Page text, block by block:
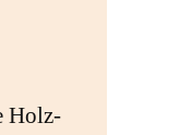
Holz-